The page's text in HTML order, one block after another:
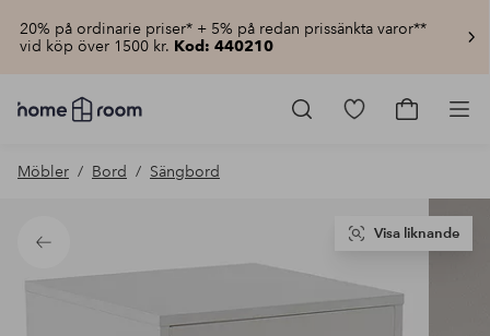
20% på ordinarie priser* + 5% på redan prissänkta varor**
vid köp över 1500 kr. Kod: 440210
Homeroom
–
hemmet
pris
Gå
Gå
Möbler Bord Sängbord
Tillbaka
Visa liknande